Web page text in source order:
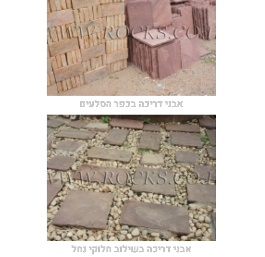
אבני דריכה בכפר הסלעים
אבני דריכה בשילוב חלוקי נחל